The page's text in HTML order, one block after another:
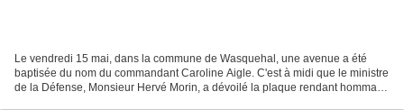
Le vendredi 15 mai, dans la commune de Wasquehal, une avenue a été
baptisée du nom du commandant Caroline Aigle. C'est à midi que le ministre
de la Défense, Monsieur Hervé Morin, a dévoilé la plaque rendant hommage